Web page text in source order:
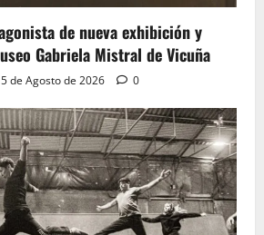
de nueva exhibición y
Gabriela Mistral de Vicuña
5 de Agosto de 2026 0